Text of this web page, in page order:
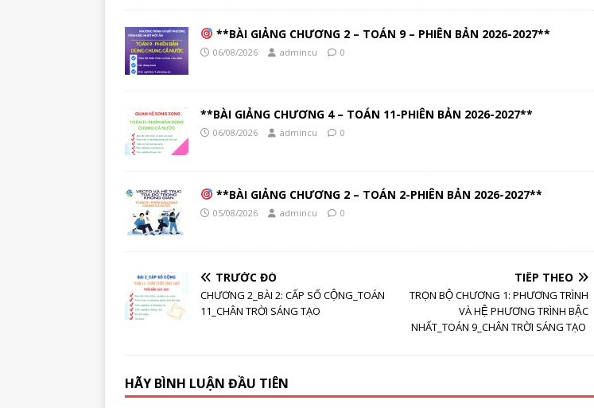
**BÀI GIẢNG CHƯƠNG 2 – TOÁN 9 – PHIÊN BẢN 2026-2027**
06/08/2026 admincu 0
**BÀI GIẢNG CHƯƠNG 4 – TOÁN 11-PHIÊN BẢN 2026-2027**
06/08/2026 admincu 0
**BÀI GIẢNG CHƯƠNG 2 – TOÁN 2-PHIÊN BẢN 2026-2027**
05/08/2026 admincu 0
TRƯỚC ĐÓ
CHƯƠNG 2_BÀI 2: CẤP SỐ CỘNG_TOÁN
11_CHÂN TRỜI SÁNG TẠO
TIẾP THEO
TRỌN BỘ CHƯƠNG 1: PHƯƠNG TRÌNH
VÀ HỆ PHƯƠNG TRÌNH BẬC
NHẤT_TOÁN 9_CHÂN TRỜI SÁNG TẠO
HÃY BÌNH LUẬN ĐẦU TIÊN